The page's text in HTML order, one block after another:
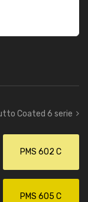
Coated 6 serie
PMS 602 C
PMS 605 C